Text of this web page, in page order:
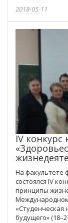
2018-05-11
IV конкурс
На факультете
состоялся IV
принципы
будущего»